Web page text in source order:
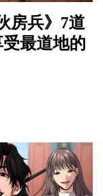
房兵》7道
最道地的